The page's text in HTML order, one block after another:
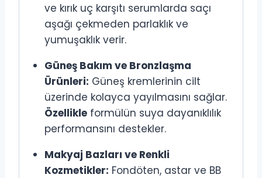
ve kırık uç karşıtı serumlarda saçı
aşağı çekmeden parlaklık ve
yumuşaklık verir.
Güneş Bakım ve Bronzlaşma
Ürünleri: Güneş kremlerinin cilt
üzerinde kolayca yayılmasını sağlar.
Özellikleformülün suya dayanıklılık
performansını destekler.
Makyaj Bazları ve Renkli
Kozmetikler: Fondöten, astar ve BB